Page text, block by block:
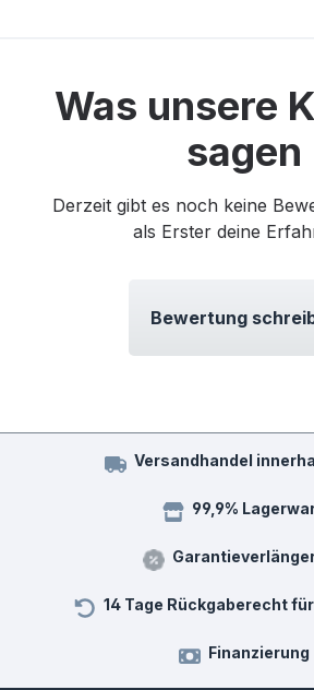
Was unsere
sagen
Derzeit gibt es noch keine
als Erster deine
Bewertung
Versandhandel
99,9%
14 Tage Rückgaberecht
Finanzierung